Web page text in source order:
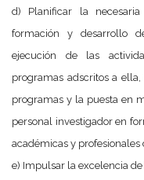
d) Planificar la
formación y desarrollo
ejecución de las
programas adscritos a
programas y la puesta en
personal investigador en
académicas y
e) Impulsar la excelencia